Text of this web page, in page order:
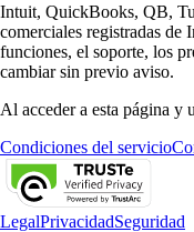
Intuit, QuickBooks, QB,
comerciales registradas
funciones, el soporte, los
cambiar sin previo aviso.
Al acceder a esta página y
Condiciones del servicio
LegalPrivacidadSeguridad